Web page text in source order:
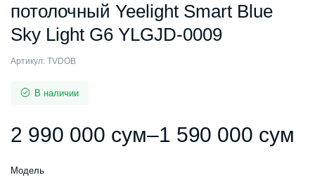
потолочный Yeelight Smart Blue
Sky Light G6 YLGJD-0009
Артикул: TVDOB
В наличии
1 590 000 сум
–
2 990 000 сум
Модель